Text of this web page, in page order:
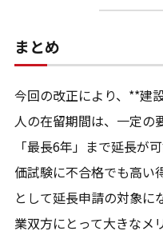
まとめ
今回の改正により、**建
人の在留期間は、一定の
「最長6年」まで延長が
価試験に不合格でも高い
として延長申請の対象に
業双方にとって大きなメ